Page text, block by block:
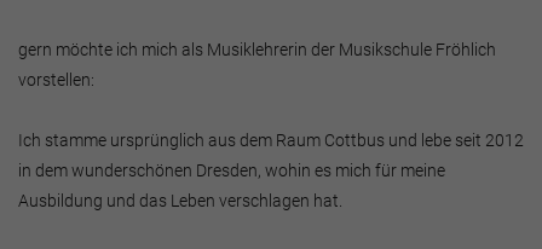
gern möchte ich mich als Musiklehrerin der Musikschule Fröhlich
vorstellen:
Ich stamme ursprünglich aus dem Raum Cottbus und lebe seit 2012
in dem wunderschönen Dresden, wohin es mich für meine
Ausbildung und das Leben verschlagen hat.